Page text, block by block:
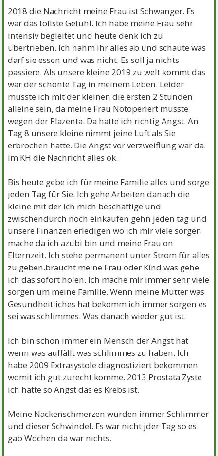
2018 die Nachricht meine Frau ist Schwanger. Es
war das tollste Gefühl. Ich habe meine Frau sehr
intensiv begleitet und heute denk ich zu
übertrieben. Ich nahm ihr alles ab und schaute was
darf sie essen und was nicht. Es soll ja nichts
passiere. Als unsere kleine 2019 zu welt kommt das
war der schönte Tag in meinem Leben. Leider
musste ich mit der kleinen die ersten 2 Stunden
alleine sein, da meine Frau Notoperiert musste
wegen der Plazenta. Da hatte ich richtig Angst. An
Tag 8 unsere kleine nimmt jeine Luft als Sie
erbrochen hatte. Die Angst vor verzweiflung war da.
Im KH die Nachricht alles ok.
Bis heute gebe ich für meine Familie alles und sorge
jeden Tag für Sie. Ich gehe Arbeiten danach die
kleine mit der ich mich beschäftige und
zwischendurch noch einkaufen gehn jeden tag und
unsere Finanzen erledigen wo ich mir viele sorgen
mache da ich azubi bin und meine Frau on
Elternzeit. Ich stehe permanent unter Strom für alles
zu geben.braucht meine Frau oder Kind was gehe
ich das sofort holen. Ich mache mir immer sehr viele
sorgen um meine Familie. Wenn meine Mutter was
Gesundheitliches hat bekomm ich immer sorgen es
sei was schlimmes. Was danach wieder gut ist.
Ich bin schon immer ein Mensch der Angst hat
wenn was auffällt was schlimmes zu haben. Ich
habe 2009 Extrasystole diagnostiziert bekommen
womit ich gut zurecht komme. 2013 Prostata Zyste
ich hatte so Angst das es Krebs ist.
Meine Nackenschmerzen wurden immer Schlimmer
und dieser Schwindel. Es war nicht jder Tag so es
gab Wochen da war nichts.